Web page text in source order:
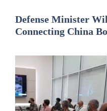
Defense Minister
Connecting China